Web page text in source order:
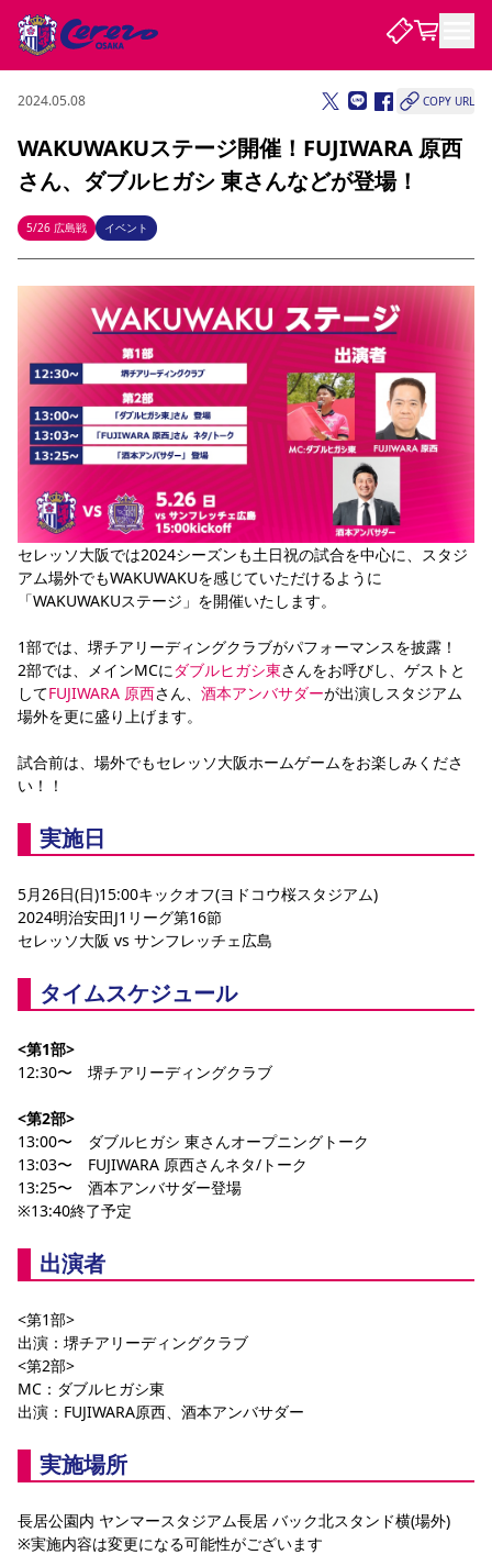
試合・チーム
試合について
試合日程 / 結果 順位表
チームについて
選手・スタッフ スケジュール メディア情報 アクセス
レディース
アカデミー ハナサカプレーヤー 歴代所属選手
観戦する
チケット
シーズンシート
法人シーズンシート 福祉サービス 団体チケット
特定興行入場券 譲渡サービス リセールサービス
観戦ガイド
初めて観戦ガイド キッズ向けサービス グルメ マッチデープログラム
観戦マナー&ルール ビジターサポーター観戦ガイド 公式アプリ
スタジアム
YANMAR HANASAKA STADIUM
DAZNで観戦
DAZNで観戦
アウェイツアー
よくある質問
クラブを知る
セレッソ大阪について
クラブ紹介 沿革 シーズン記録 求人情報
サポートする
パートナー企業募集中 セレッソ大阪VISAカード サポートスタッフ
セレッソアイデアちょうだいな 応援商店街
Lise（ライセンスビジネス）
サステナビリティ
サステナビリティポリシー SDGsのゴール インパクトレポート
活動レポート SPORT POSITIVE LEAGUES 取り組み実績
スポーツクラブ
関連団体/施設
セレッソスポーツパーク舞洲
YANMAR HANASAKA STADIUM
セレッソ大阪アカデミー
大人のサッカースクール
ファンクラブ
ファンクラブ
SAKURA SOCIO SAKURA POINT Program 招待券引換方法 先行入場
まいセレチケット 会員規定 婚姻届・出生届・命名書
ニュース
すべて チーム グッズ チケット イベント
ファンクラブ
ホームタウン パートナー スポーツクラブ メディア 30周年
アカデミー
2024.05.08 COPY URL
WAKUWAKUステージ開催！FUJIWARA 原西
さん、ダブルヒガシ 東さんなどが登場！
5/26 広島戦 イベント
セレッソ大阪では2024シーズンも土日祝の試合を中心に、スタジ
アム場外でもWAKUWAKUを感じていただけるように
「WAKUWAKUステージ」を開催いたします。
1部では、堺チアリーディングクラブがパフォーマンスを披露！
2部では、メインMCに ダブルヒガシ東さんをお呼びし、ゲストと
してFUJIWARA 原西さん、 酒本アンバサダーが出演しスタジアム
場外を更に盛り上げます。
試合前は、場外でもセレッソ大阪ホームゲームをお楽しみくださ
い！！
実施日
5月26日(日)15:00キックオフ(ヨドコウ桜スタジアム)
2024明治安田J1リーグ第16節
セレッソ大阪 vs サンフレッチェ広島
タイムスケジュール
<第1部>
12:30〜　堺チアリーディングクラブ
<第2部>
13:00〜　ダブルヒガシ 東さんオープニングトーク
13:03〜　FUJIWARA 原西さんネタ/トーク
13:25〜　酒本アンバサダー登場
※13:40終了予定
出演者
<第1部>
出演：堺チアリーディングクラブ
<第2部>
MC：ダブルヒガシ東
出演：FUJIWARA原西、酒本アンバサダー
実施場所
長居公園内 ヤンマースタジアム長居 バック北スタンド横(場外)
※実施内容は変更になる可能性がございます